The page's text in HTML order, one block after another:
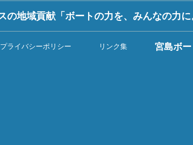
の地域貢献「ボートの力を、みんなの力に
プライバシーポリシー リンク集 宮島ボ